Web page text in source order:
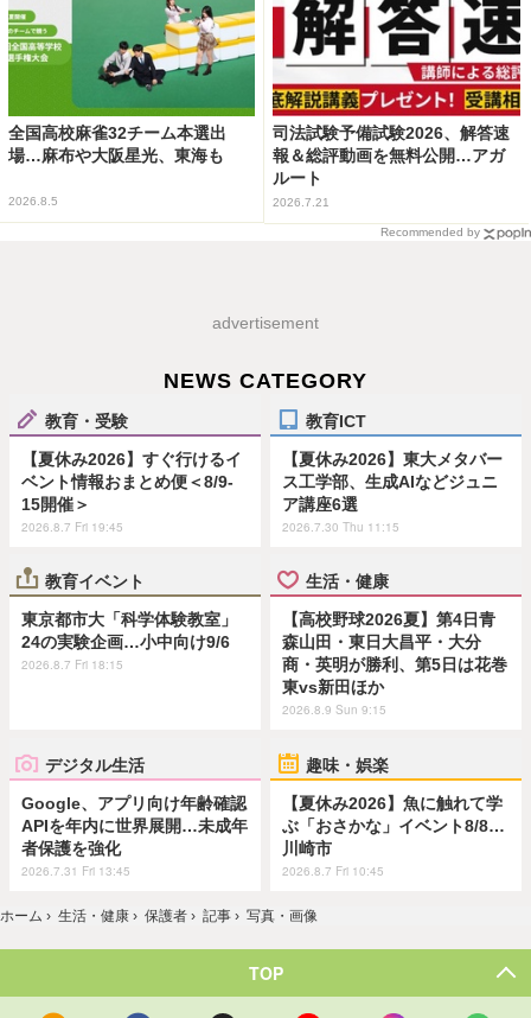
全国高校麻雀32チーム本選出
場…麻布や大阪星光、東海も
2026.8.5
司法試験予備試験2026、解答速
報＆総評動画を無料公開…アガ
ルート
2026.7.21
Recommended by
advertisement
NEWS CATEGORY
教育・受験
【夏休み2026】すぐ行けるイ
ベント情報おまとめ便＜8/9-
15開催＞
2026.8.7 Fri 19:45
教育ICT
【夏休み2026】東大メタバー
ス工学部、生成AIなどジュニ
ア講座6選
2026.7.30 Thu 11:15
教育イベント
東京都市大「科学体験教室」
24の実験企画…小中向け9/6
2026.8.7 Fri 18:15
生活・健康
【高校野球2026夏】第4日青
森山田・東日大昌平・大分
商・英明が勝利、第5日は花巻
東vs新田ほか
2026.8.9 Sun 9:15
デジタル生活
Google、アプリ向け年齢確認
APIを年内に世界展開…未成年
者保護を強化
2026.7.31 Fri 13:45
趣味・娯楽
【夏休み2026】魚に触れて学
ぶ「おさかな」イベント8/8…
川崎市
2026.8.7 Fri 10:45
ホーム › 生活・健康 › 保護者 › 記事 › 写真・画像
TOP